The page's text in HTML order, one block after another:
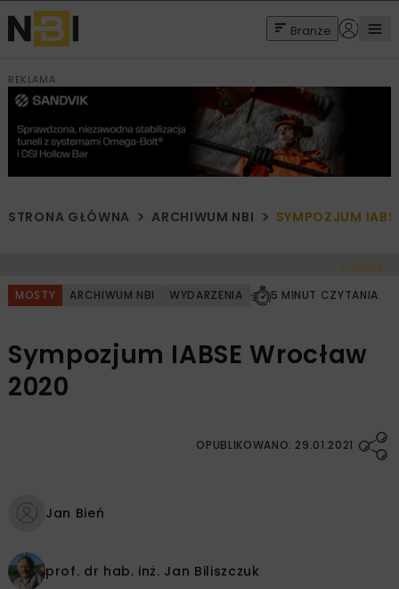
Branże
REKLAMA
STRONA GŁÓWNA ARCHIWUM NBI SYMPOZJUM
< Cofnij
MOSTY ARCHIWUM NBI WYDARZENIA 5 MINUT CZYTANIA
Sympozjum IABSE Wrocław
2020
OPUBLIKOWANO: 29.01.2021
Jan Bień
prof. dr hab. inż. Jan Biliszczuk